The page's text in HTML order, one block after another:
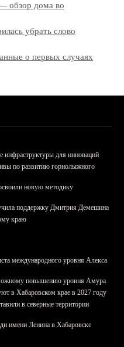
обзор дома во
убрать слово
о первых случаях
инфраструктуры для инноваций
по развитию горнолыжного
новую методику
поддержку Дмитрия Демешина
краю
международного уровня Алекса
повышению уровня Амура
в Хабаровском крае в 2027 году
в северные территории
имени Ленина в Хабаровске